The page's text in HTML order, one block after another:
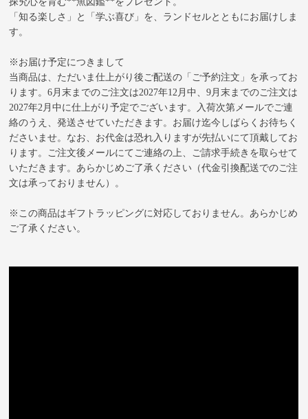
「知る楽しさ」と「学ぶ喜び」を、ランドセルとともにお届けしま
す。
※お届け予定につきまして
当商品は、ただいま仕上がり後ご配送の「ご予約注文」を承ってお
ります。6月末までのご注文は2027年12月中、9月末までのご注文は
2027年2月中に仕上がり予定でございます。入荷次第メールでご連
絡のうえ、発送させていただきます。お届け迄今しばらくお待ちく
ださいませ。なお、お代金は恐れ入りますが先払いにて頂戴してお
ります。ご注文後メールにてご連絡の上、ご請求手続きを取らせて
いただきます。あらかじめご了承ください（代金引換配送でのご注
文は承っておりません）。
※この商品はギフトラッピングに対応しておりません。あらかじめ
ご了承ください。